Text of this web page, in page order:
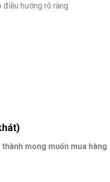
hướng rõ ràng
mong muốn mua hàng